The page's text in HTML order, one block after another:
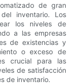
de gran
inventario. Los
los niveles de
a las empresas
de existencias y
o exceso de
crucial para las
de satisfacción
de inventario.